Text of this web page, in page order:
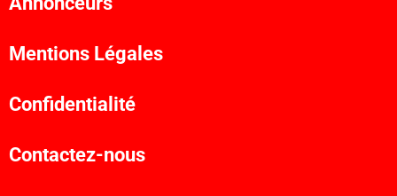
Mentions Légales
Confidentialité
Contactez-nous